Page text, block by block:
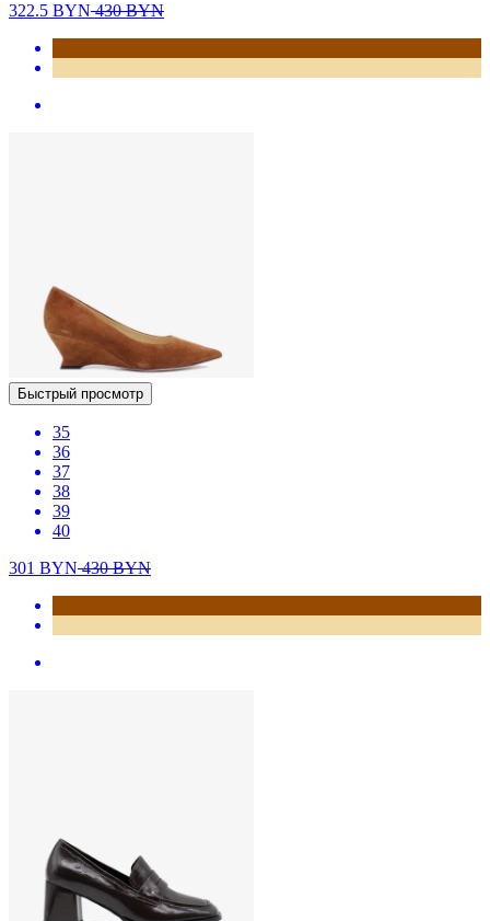
322.5 BYN430BYN
Быстрый просмотр
35
36
37
38
39
40
301 BYN430BYN